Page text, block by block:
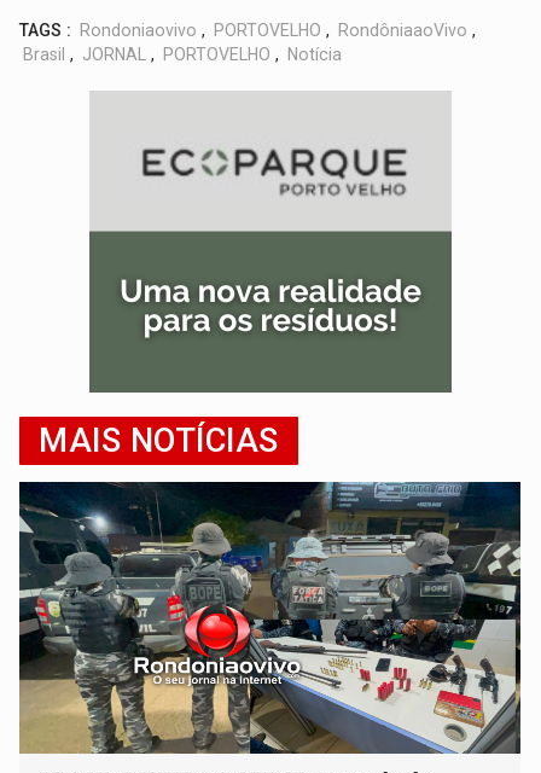
TAGS : Rondoniaovivo , PORTOVELHO , RondôniaaoVivo ,
Brasil , JORNAL , PORTOVELHO , Notícia
MAIS NOTÍCIAS